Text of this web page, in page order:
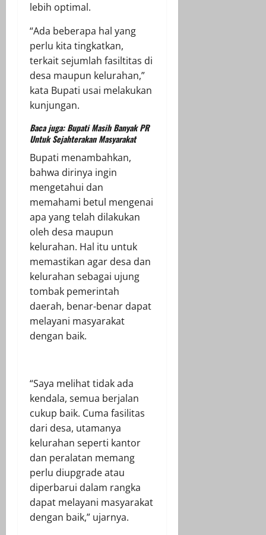
lebih optimal.
“Ada beberapa hal yang
perlu kita tingkatkan,
terkait sejumlah fasiltitas di
desa maupun kelurahan,”
kata Bupati usai melakukan
kunjungan.
Baca juga:Bupati Masih Banyak PR
Untuk Sejahterakan Masyarakat
Bupati menambahkan,
bahwa dirinya ingin
mengetahui dan
memahami betul mengenai
apa yang telah dilakukan
oleh desa maupun
kelurahan. Hal itu untuk
memastikan agar desa dan
kelurahan sebagai ujung
tombak pemerintah
daerah, benar-benar dapat
melayani masyarakat
dengan baik.
“Saya melihat tidak ada
kendala, semua berjalan
cukup baik. Cuma fasilitas
dari desa, utamanya
kelurahan seperti kantor
dan peralatan memang
perlu diupgrade atau
diperbarui dalam rangka
dapat melayani masyarakat
dengan baik,” ujarnya.